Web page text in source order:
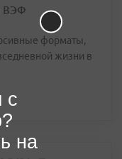
ВЭФ
форматы,
жизни в
с
на